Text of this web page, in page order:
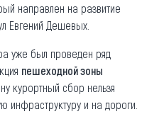
направлен на развитие
Евгений Дешевых.
уже был проведен ряд
пешеходной зоны
курортный сбор нельзя
инфраструктуру и на дороги.